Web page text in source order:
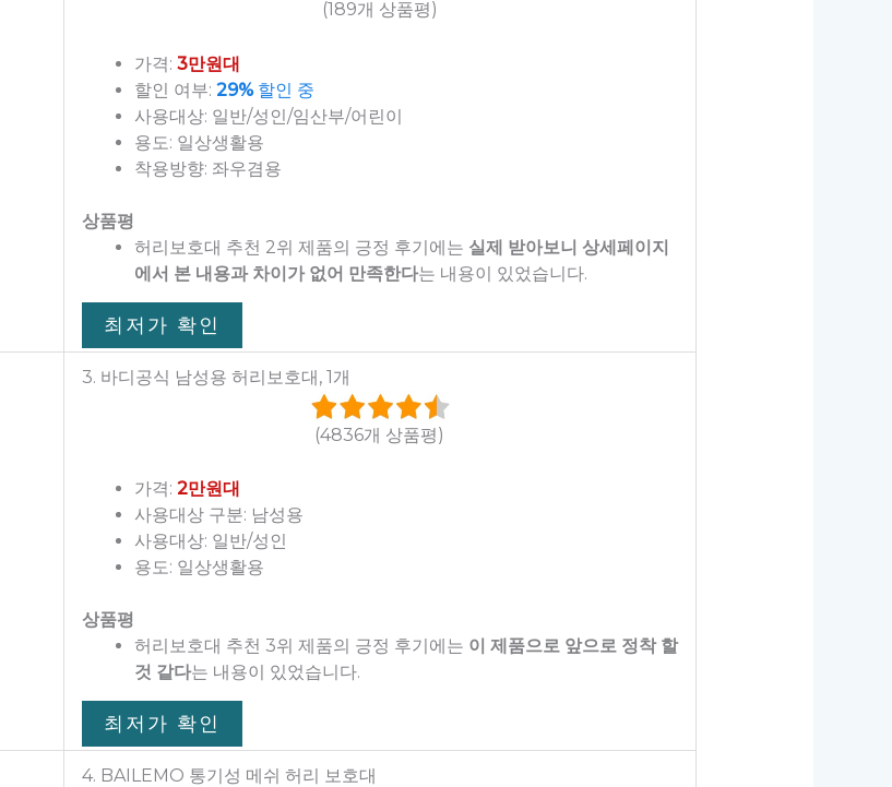
(189개 상품평)
가격: 3만원대
할인 여부: 29%할인 중
사용대상: 일반/성인/임산부/어린이
용도: 일상생활용
착용방향: 좌우겸용
상품평
허리보호대 추천 2위 제품의 긍정 후기에는 실제 받아보니 상세페이지
에서 본 내용과 차이가 없어 만족한다는 내용이 있었습니다.
최저가 확인
3. 바디공식 남성용 허리보호대, 1개
(4836개 상품평)
가격: 2만원대
사용대상 구분: 남성용
사용대상: 일반/성인
용도: 일상생활용
상품평
허리보호대 추천 3위 제품의 긍정 후기에는 이 제품으로 앞으로 정착 할
것 같다는 내용이 있었습니다.
최저가 확인
4. BAILEMO 통기성 메쉬 허리 보호대